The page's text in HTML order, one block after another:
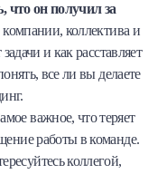
что он получил за
коллектива и
и как расставляет
все ли вы делаете
важное, что теряет
работы в команде.
коллегой,